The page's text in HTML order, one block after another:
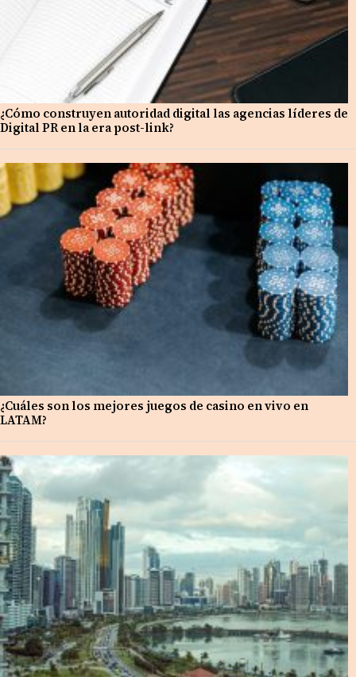
¿Cómo construyen autoridad digital las agencias líderes de
Digital PR en la era post-link?
¿Cuáles son los mejores juegos de casino en vivo en
LATAM?